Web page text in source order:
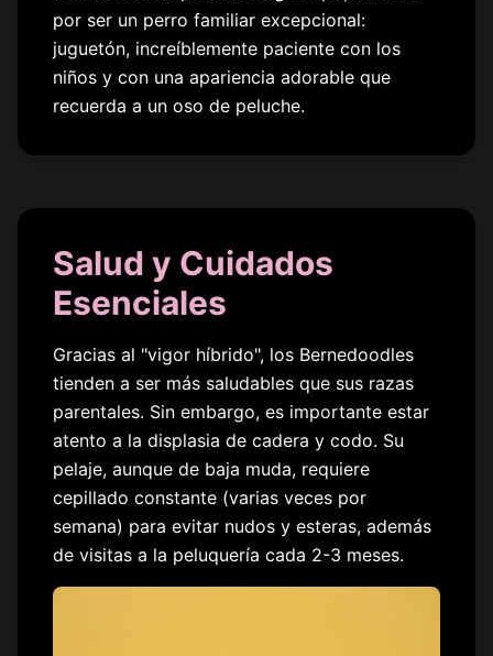
por ser un perro familiar excepcional:
juguetón, increíblemente paciente con los
niños y con una apariencia adorable que
recuerda a un oso de peluche.
Salud y Cuidados
Esenciales
Gracias al "vigor híbrido", los Bernedoodles
tienden a ser más saludables que sus razas
parentales. Sin embargo, es importante estar
atento a la displasia de cadera y codo. Su
pelaje, aunque de baja muda, requiere
cepillado constante (varias veces por
semana) para evitar nudos y esteras, además
de visitas a la peluquería cada 2-3 meses.